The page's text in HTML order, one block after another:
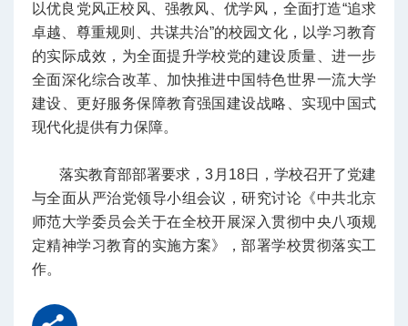
以优良党风正校风、强教风、优学风，全面打造“追求
卓越、尊重规则、共谋共治”的校园文化，以学习教育
的实际成效，为全面提升学校党的建设质量、进一步
全面深化综合改革、加快推进中国特色世界一流大学
建设、更好服务保障教育强国建设战略、实现中国式
现代化提供有力保障。
落实教育部部署要求，3月18日，学校召开了党建
与全面从严治党领导小组会议，研究讨论《中共北京
师范大学委员会关于在全校开展深入贯彻中央八项规
定精神学习教育的实施方案》，部署学校贯彻落实工
作。